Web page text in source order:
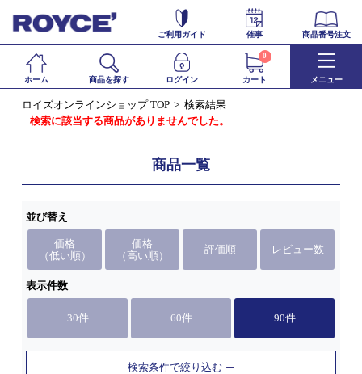
ご利用ガイド 催事 商品番号注文
ホーム 商品を探す ログイン カート
0
メニュー
ロイズオンラインショップ TOP
検索結果
検索に該当する商品がありませんでした。
商品一覧
並び替え
価格
（低い順）
価格
（高い順）
評価順 レビュー数
表示件数
30件 60件 90件
検索条件で絞り込む